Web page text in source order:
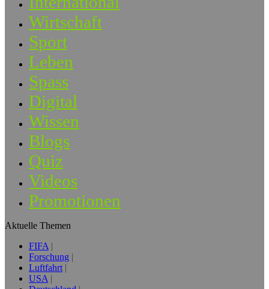
Wirtschaft
Sport
Leben
Spass
Digital
Wissen
Blogs
Quiz
Videos
Promotionen
Aktuelle Themen
FIFA
Forschung
Luftfahrt
USA